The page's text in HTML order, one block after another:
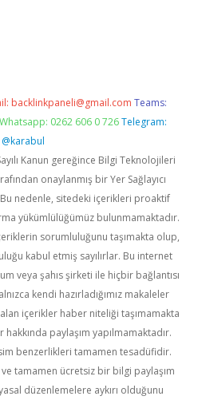
backlinkpaneli@gmail.com Teams:
Whatsapp: 0262 606 0 726 Telegram:
@karabul
Kanun gereğince Bilgi Teknolojileri
onaylanmış bir Yer Sağlayıcı
nedenle, sitedeki içerikleri proaktif
yükümlülüğümüz bulunmamaktadır.
sorumluluğunu taşımakta olup,
kabul etmiş sayılırlar. Bu internet
veya şahıs şirketi ile hiçbir bağlantısı
kendi hazırladığımız makaleler
içerikler haber niteliği taşımamakta
paylaşım yapılmamaktadır.
benzerlikleri tamamen tesadüfidir.
tamamen ücretsiz bir bilgi paylaşım
düzenlemelere aykırı olduğunu